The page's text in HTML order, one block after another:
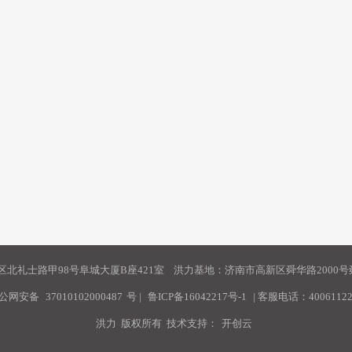
北礼士路甲98号阜城大厦B座421室 洪力基地：济南市高新区舜华路2000号
网安备 37010102000487 号 | 鲁ICP备16042217号-1 | 客服电话：
洪力 版权所有 技术支持： 开创云